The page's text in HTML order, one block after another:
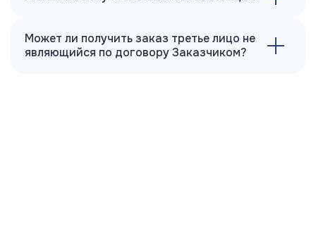
Может ли получить заказ третье лицо не
являющийся по договору Заказчиком?